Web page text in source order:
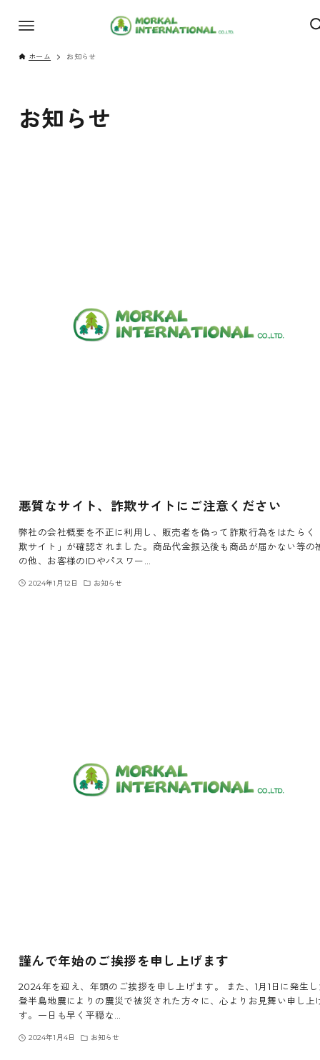
ホーム お知らせ
お知らせ
悪質なサイト、詐欺サイトにご注意ください
弊社の会社概要を不正に利用し、販売者を偽って詐欺行為をはたらく
欺サイト」が確認されました。商品代金振込後も商品が届かない等の
の他、お客様のIDやパスワー…
2024年1月12日 お知らせ
謹んで年始のご挨拶を申し上げます
2024年を迎え、年頭のご挨拶を申し上げます。 また、1月1日に発生
登半島地震によりの震災で被災された方々に、心よりお見舞い申し上
す。一日も早く平穏な…
2024年1月4日 お知らせ